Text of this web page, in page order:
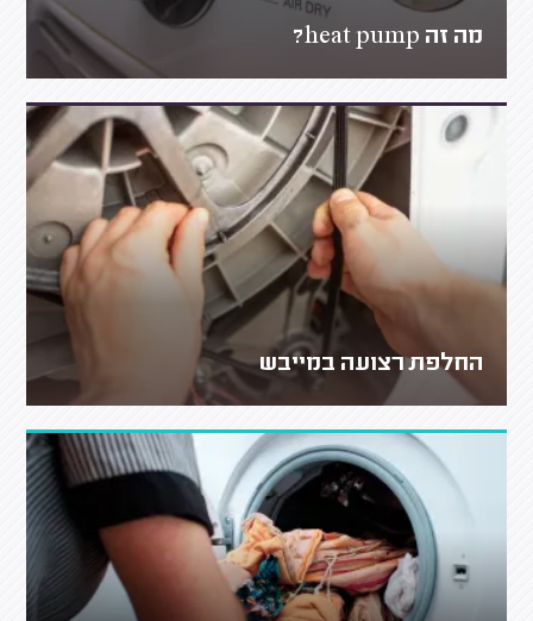
מה זה heat pump?
החלפת רצועה במייבש